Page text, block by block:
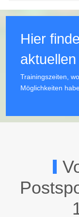
Hier
aktuellen
Trainingszeiten,
Möglichkeiten